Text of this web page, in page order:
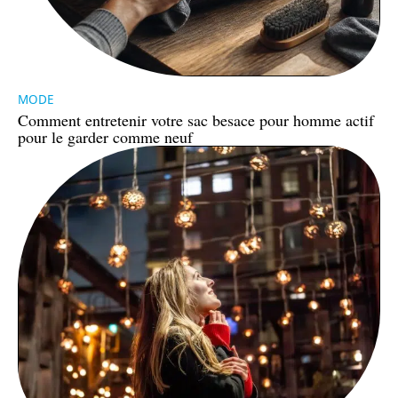
MODE
Comment entretenir votre sac besace pour homme actif
pour le garder comme neuf